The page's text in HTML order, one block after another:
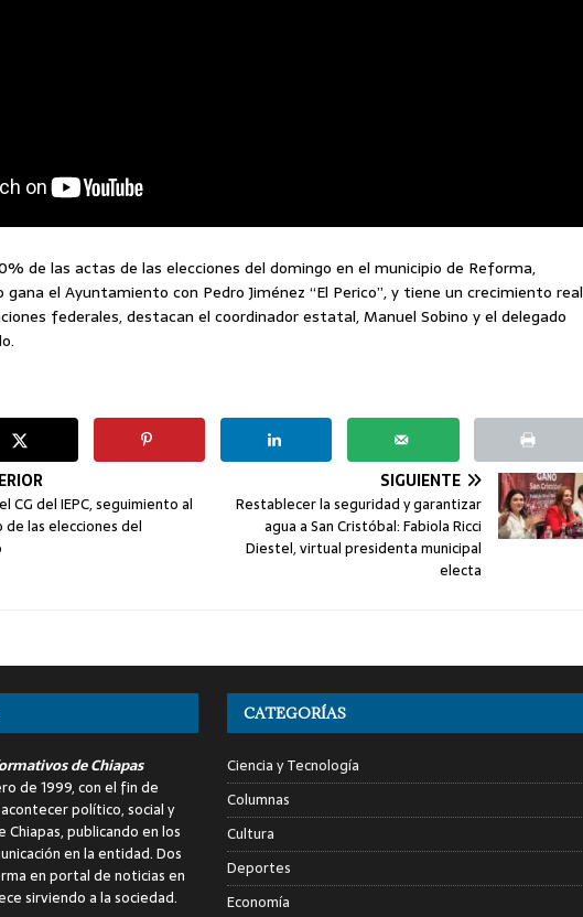
de las actas de las elecciones del domingo en el municipio de Reforma,
el Ayuntamiento con Pedro Jiménez “El Perico”, y tiene un crecimiento real
federales, destacan el coordinador estatal, Manuel Sobino y el delegado
CG del IEPC, seguimiento al
las elecciones del
SIGUIENTE
Restablecer la seguridad y garantizar
agua a San Cristóbal: Fabiola Ricci
Diestel, virtual presidenta municipal
electa
de Chiapas
de 1999, con el fin de
político, social y
publicando en los
en la entidad. Dos
en portal de noticias en
sirviendo a la sociedad.
CATEGORÍAS
Ciencia y Tecnología
Columnas
Cultura
Deportes
Economía